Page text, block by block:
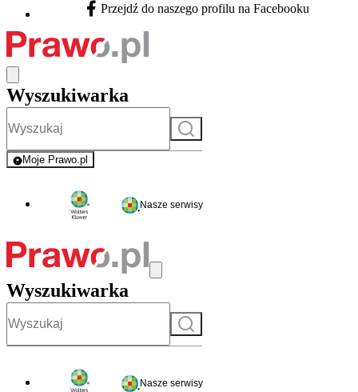
Facebook - otwiera się w nowej karcie
Przejdź do naszego profilu na Facebooku
Wyszukiwarka
Szukaj
Moje Prawo.pl
- rejestracja i logowanie do serwisu
Nasze serwisy
Wyszukiwarka
Szukaj
Nasze serwisy